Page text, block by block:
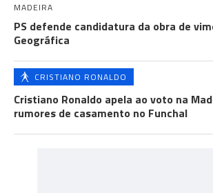
MADEIRA
PS defende candidatura da obra de
Geográfica
CRISTIANO RONALDO
Cristiano Ronaldo apela ao voto na
rumores de casamento no Funchal